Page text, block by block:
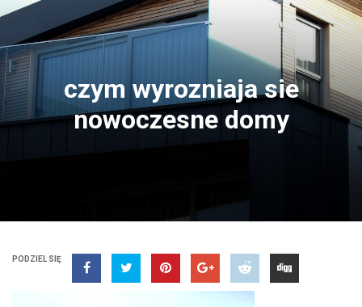
czym wyrozniaja sie
nowoczesne domy
PODZIEL SIĘ